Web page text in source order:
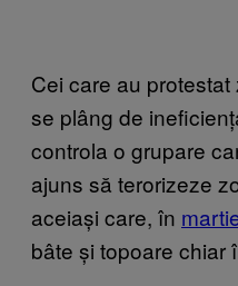
Cei care au
se plâng de
controla o grupare
ajuns să terorizeze
aceiași care, în
bâte și topoare chiar